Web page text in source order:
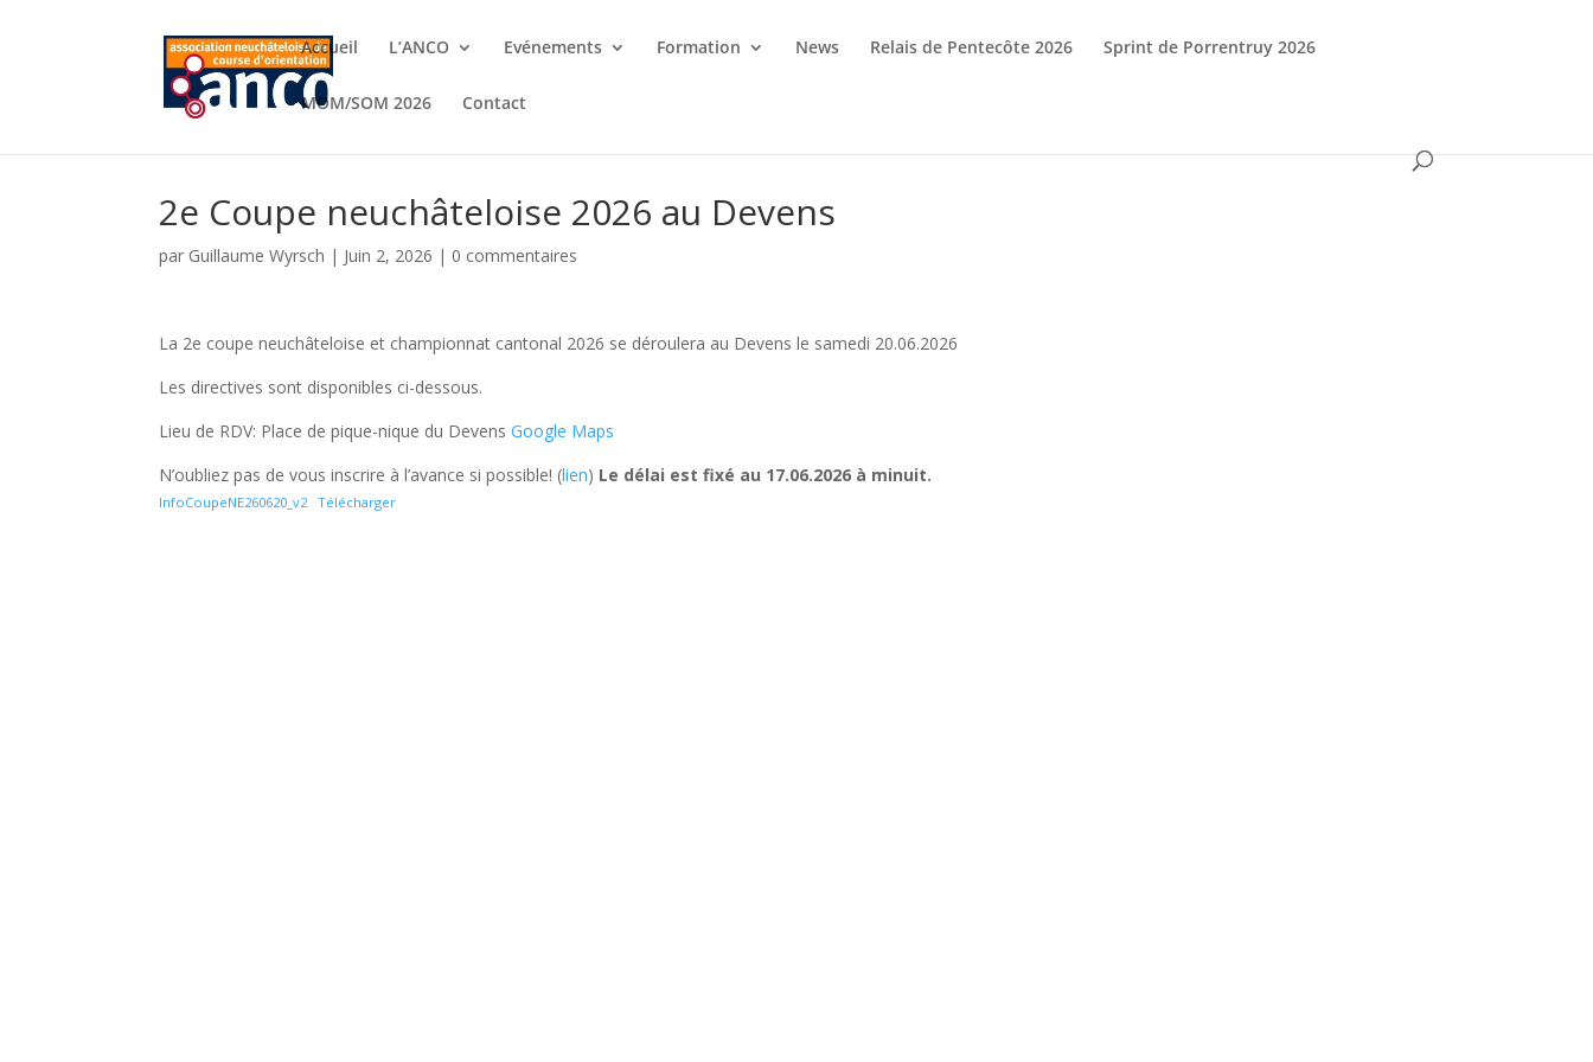
Accueil L’ANCO Evénements Formation News Relais de Pentecôte 2026 Sprint de Porrentruy 2026
MOM/SOM 2026 Contact
2e Coupe neuchâteloise 2026 au Devens
par Guillaume Wyrsch | Juin 2, 2026 | 0 commentaires
La 2e coupe neuchâteloise et championnat cantonal 2026 se déroulera au Devens le samedi 20.06.2026
Les directives sont disponibles ci-dessous.
Lieu de RDV: Place de pique-nique du DevensGoogle Maps
N’oubliez pas de vous inscrire à l’avance si possible! (lien) Le délai est fixé au 17.06.2026 à minuit.
InfoCoupeNE260620_v2 Télécharger